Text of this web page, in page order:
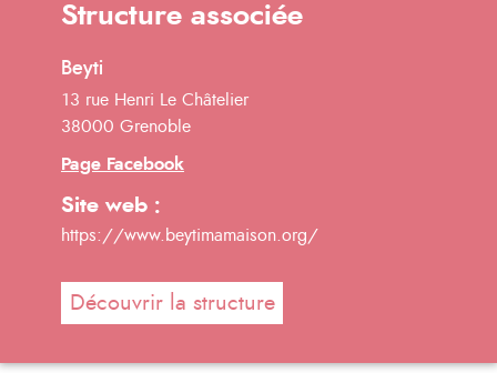
Structure associée
Beyti
13 rue Henri Le Châtelier
38000 Grenoble
Page Facebook
Site web :
https://www.beytimamaison.org/
Découvrir la structure